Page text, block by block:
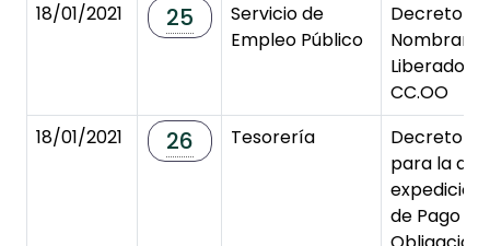
18/01/2021
25
Servicio de
Empleo Público
Decreto de
Liberado
CC.OO
18/01/2021
26 Tesorería
Decreto
para la
expedición
de Pago